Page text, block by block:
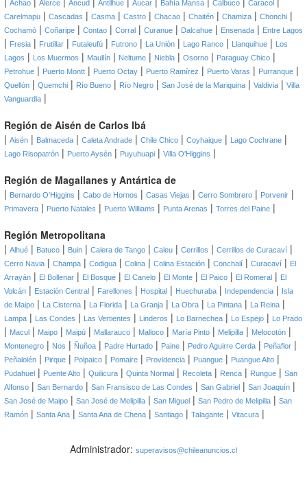
Achao Alerce Ancud Antilhue Aucar Bahía Mansa Calbuco Caracol
Carelmapu | Cascadas | Casma | Castro | Chacao | Chaitén | Chamiza | Chonchi |
Cochamó | Coñaripe | Contao | Corral | Curanue | Dalcahue | Ensenada | Entre Lagos
| Fresia | Frutillar | Futaleufú | Futrono | La Unión | Lago Ranco | Llanquihue |
Los
Lagos | Los Muermos | Maullín | Neltume | Niebla | Osorno | Paraguay Chico |
Petrohue | Puerto Montt | Puerto Octay | Puerto Ramírez | Puerto Varas | Purranque |
Quellón | Quemchi | Río Bueno | Río Negro | San José de la Mariquina | Valdivia | Villa
Vanguardia |
Región de Aisén de Carlos Ibá
| Aisén | Balmaceda | Caleta Andrade | Chile Chico | Coyhaique | Lago Cochrane |
Lago Risopatrón | Puerto Aysén | Puyuhuapi | Villa O'Higgins |
Región de Magallanes y Antártica de
| Bernardo O'Higgins | Cabo de Hornos | Casas Viejas | Cerro Sombrero | Porvenir |
Primavera | Puerto Natales | Puerto Williams | Punta Arenas | Torres del Paine |
Región Metropolitana
| Alhué | Batuco | Buin | Calera de Tango | Caleu | Cerrillos | Cerrillos de Curacaví |
Cerro Navia | Champa | Codigua | Colina | Colina Estación | Conchalí | Curacaví | El
Arrayán | El Bollenar | El Bosque | El Canelo | El Monte | El Paico | El Romeral | El
Volcán | Estación Central | Farellones | Hospital | Huechuraba | Independencia |
Isla
de Maipo | La Cisterna | La Florida | La Granja | La Obra | La Pintana | La Reina |
Lampa | Las Condes | Las Vertientes | Linderos | Lo Barnechea | Lo Espejo | Lo Prado
| Macul | Maipo | Maipú | Mallarauco | Malloco | María Pinto | Melipilla | Melocotón |
Montenegro | Nos | Ñuñoa | Padre Hurtado | Paine | Pedro Aguirre Cerda | Peñaflor |
Peñalolén | Pirque | Polpaico | Pomaire | Providencia | Puangue | Puangue Alto |
Pudahuel | Puente Alto | Quilicura | Quinta Normal | Recoleta | Renca | Rungue | San
Alfonso | San Bernardo | San Fransisco de Las Condes | San Gabriel | San Joaquín |
San José de Maipo | San José de Melipilla | San Miguel | San Pedro de Melipilla | San
Ramón | Santa Ana | Santa Ana de Chena | Santiago | Talagante | Vitacura |
Administrador: superavisos@chileanuncios.cl